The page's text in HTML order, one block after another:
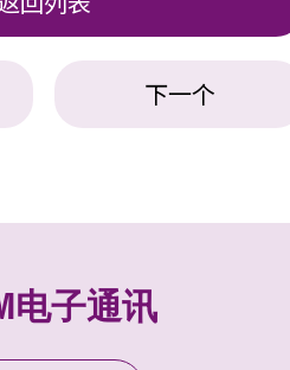
回列表
下一个
电子通讯